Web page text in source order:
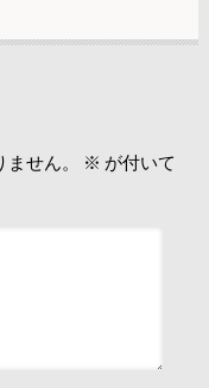
せん。 ※ が付いて